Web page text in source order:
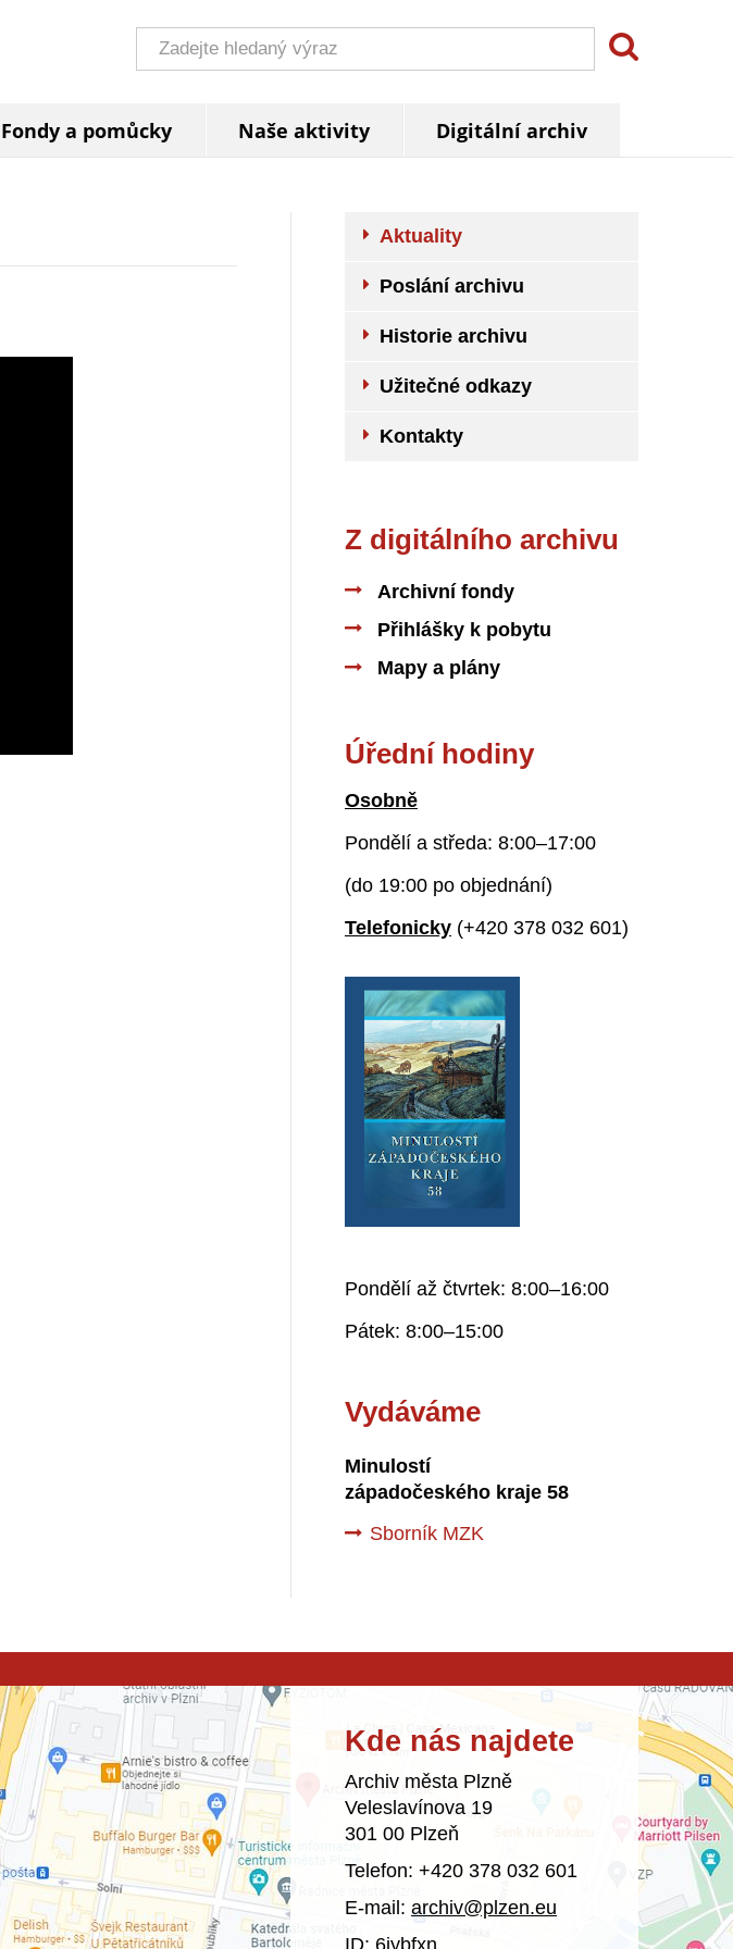
Fondy a pomůcky Naše aktivity Digitální archiv
Aktuality
Poslání archivu
Historie archivu
Užitečné odkazy
Kontakty
Z digitálního archivu
Archivní fondy
Přihlášky k pobytu
Mapy a plány
Úřední hodiny
Osobně
Pondělí a středa: 8:00–17:00
(do 19:00 po objednání)
Telefonicky(+420 378 032 601)
Pondělí až čtvrtek: 8:00–16:00
Pátek: 8:00–15:00
Vydáváme
Minulostí
západočeského kraje 58
Sborník MZK
Kde nás najdete
Archiv města Plzně
Veleslavínova 19
301 00 Plzeň
Telefon: +420 378 032 601
E-mail: archiv@plzen.eu
ID: 6iybfxn